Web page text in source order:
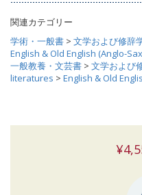
関連カテゴリー
学術・一般書 > 文学および修辞
English & Old English (Anglo-
一般教養・文芸書 > 文学および
literatures > English & Old